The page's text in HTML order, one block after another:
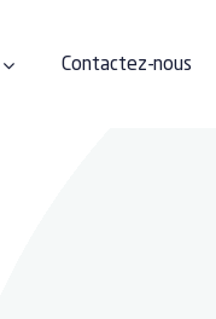
Contactez-nous